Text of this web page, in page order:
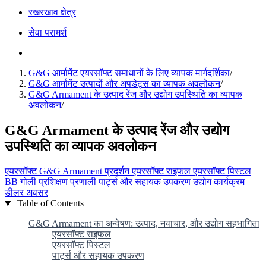
रखरखाव क्षेत्र
सेवा परामर्श
G&G आर्मामेंट एयरसॉफ्ट समाधानों के लिए व्यापक मार्गदर्शिका/
G&G आर्मामेंट उत्पादों और अपडेट्स का व्यापक अवलोकन/
G&G Armament के उत्पाद रेंज और उद्योग उपस्थिति का व्यापक
अवलोकन/
G&G Armament के उत्पाद रेंज और उद्योग
उपस्थिति का व्यापक अवलोकन
एयरसॉफ्टG&G Armamentप्रदर्शनएयरसॉफ्ट राइफलएयरसॉफ्ट पिस्टल
BB गोलीप्रशिक्षण प्रणालीपार्ट्स और सहायक उपकरणउद्योग कार्यक्रम
डीलर अवसर
Table of Contents
G&G Armament का अन्वेषण: उत्पाद, नवाचार, और उद्योग सहभागिता
एयरसॉफ्ट राइफल
एयरसॉफ्ट पिस्टल
पार्ट्स और सहायक उपकरण